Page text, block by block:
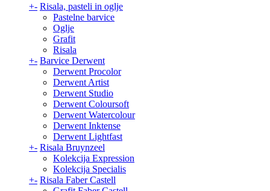
+- Risala, pasteli in oglje
Pastelne barvice
Oglje
Grafit
Risala
+- Barvice Derwent
Derwent Procolor
Derwent Artist
Derwent Studio
Derwent Coloursoft
Derwent Watercolour
Derwent Inktense
Derwent Lightfast
+- Risala Bruynzeel
Kolekcija Expression
Kolekcija Specialis
+- Risala Faber Castell